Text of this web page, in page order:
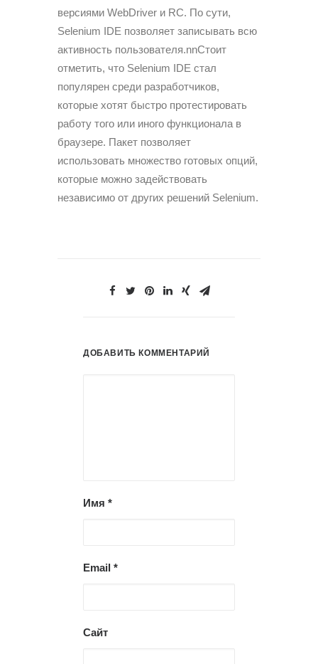
версиями WebDriver и RC. По сути,
Selenium IDE позволяет записывать всю
активность пользователя.nnСтоит
отметить, что Selenium IDE стал
популярен среди разработчиков,
которые хотят быстро протестировать
работу того или иного функционала в
браузере. Пакет позволяет
использовать множество готовых опций,
которые можно задействовать
независимо от других решений Selenium.
ДОБАВИТЬ КОММЕНТАРИЙ
Имя *
Email *
Сайт